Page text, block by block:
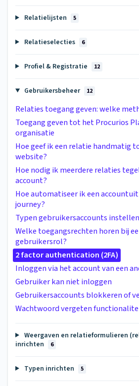
Relatielijsten 5
Relatieselecties 6
Profiel & Registratie 12
Gebruikersbeheer 12
Relaties toegang geven: welke
Toegang geven tot het Procurios
organisatie
Hoe geef ik een relatie handmatig
website?
Hoe nodig ik meerdere relaties
account?
Hoe automatiseer ik een
journey?
Typen gebruikersaccounts instellen
Welke toegangsrechten horen bij
gebruikersrol?
2 factor authentication (2FA)
Inloggen via het account van een
Gebruiker kan niet inloggen
Gebruikersaccounts blokkeren of
Wachtwoord vergeten
Weergaven en relatieformulieren
inrichten
6
Typen inrichten 5